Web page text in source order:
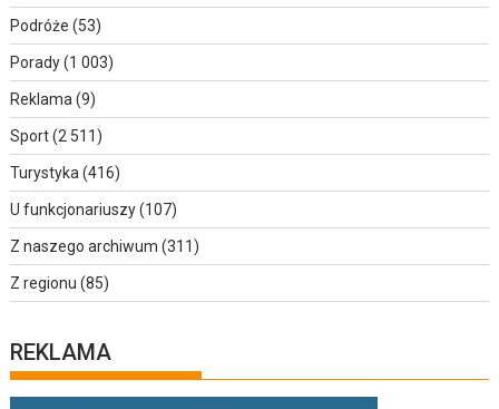
Podróże (53)
Porady(1 003)
Reklama(9)
Sport(2 511)
Turystyka(416)
U funkcjonariuszy(107)
Z naszego archiwum (311)
Z regionu (85)
REKLAMA